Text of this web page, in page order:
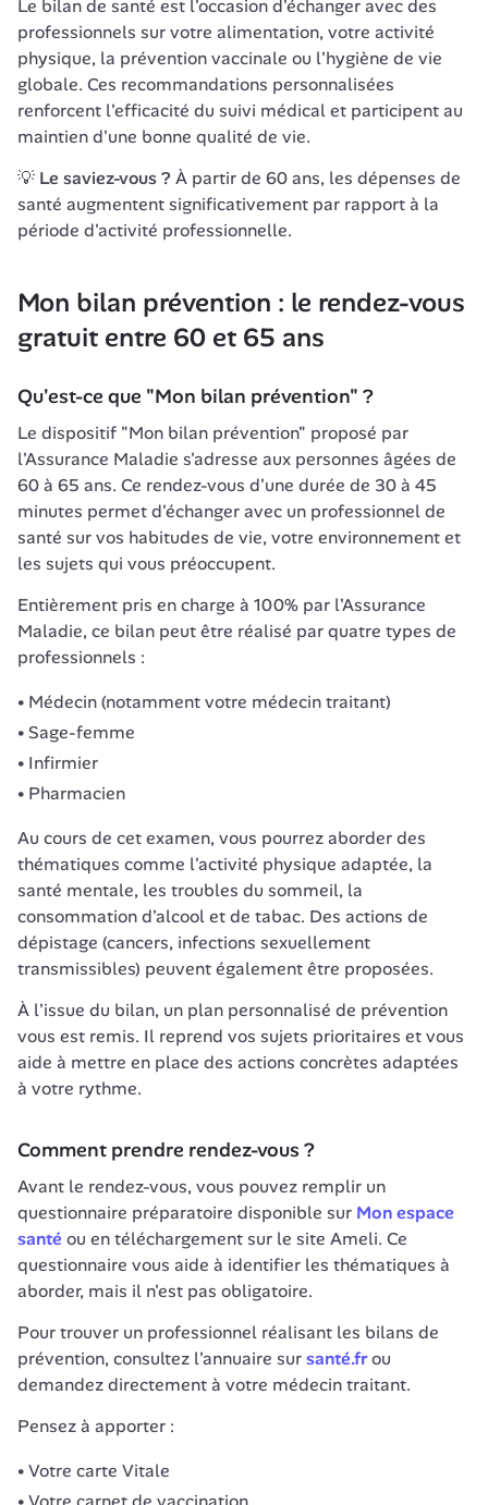
Le bilan de santé est l'occasion d'échanger avec des
professionnels sur votre alimentation, votre activité
physique, la prévention vaccinale ou l'hygiène de vie
globale. Ces recommandations personnalisées
renforcent l'efficacité du suivi médical et participent au
maintien d'une bonne qualité de vie.
💡 Le saviez-vous ? À partir de 60 ans, les dépenses de
santé augmentent significativement par rapport à la
période d'activité professionnelle.
Mon bilan prévention : le rendez-vous
gratuit entre 60 et 65 ans
Qu'est-ce que "Mon bilan prévention" ?
Le dispositif "Mon bilan prévention" proposé par
l'Assurance Maladie s'adresse aux personnes âgées de
60 à 65 ans. Ce rendez-vous d'une durée de 30 à 45
minutes permet d'échanger avec un professionnel de
santé sur vos habitudes de vie, votre environnement et
les sujets qui vous préoccupent.
Entièrement pris en charge à 100% par l'Assurance
Maladie, ce bilan peut être réalisé par quatre types de
professionnels :
Médecin (notamment votre médecin traitant)
Sage-femme
Infirmier
Pharmacien
Au cours de cet examen, vous pourrez aborder des
thématiques comme l'activité physique adaptée, la
santé mentale, les troubles du sommeil, la
consommation d'alcool et de tabac. Des actions de
dépistage (cancers, infections sexuellement
transmissibles) peuvent également être proposées.
À l'issue du bilan, un plan personnalisé de prévention
vous est remis. Il reprend vos sujets prioritaires et vous
aide à mettre en place des actions concrètes adaptées
à votre rythme.
Comment prendre rendez-vous ?
Avant le rendez-vous, vous pouvez remplir un
questionnaire préparatoire disponible sur Mon espace
santé ou en téléchargement sur le site Ameli. Ce
questionnaire vous aide à identifier les thématiques à
aborder, mais il n'est pas obligatoire.
Pour trouver un professionnel réalisant les bilans de
prévention, consultez l'annuaire sur santé.fr ou
demandez directement à votre médecin traitant.
Pensez à apporter :
Votre carte Vitale